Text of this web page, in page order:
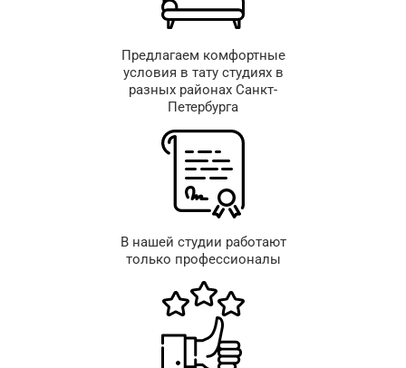
Предлагаем комфортные
условия в тату студиях в
разных районах Санкт-
Петербурга
В нашей студии работают
только профессионалы